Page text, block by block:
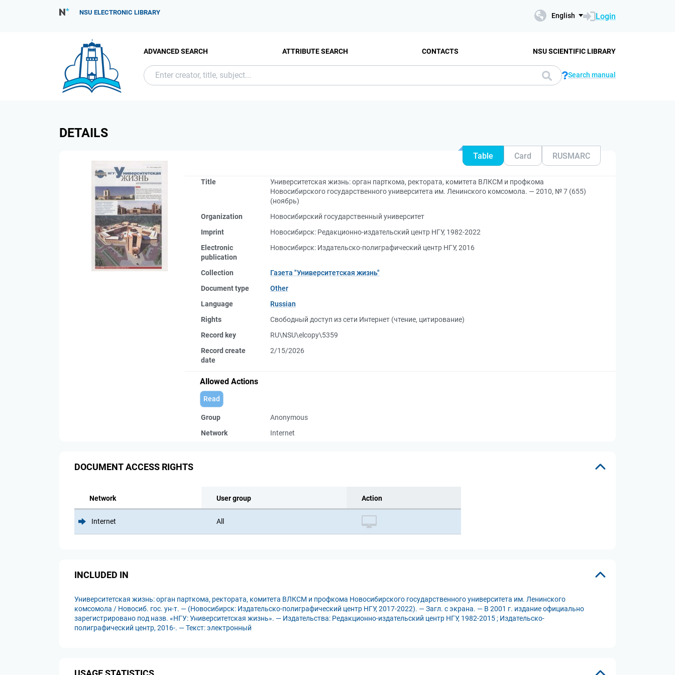
NSU ELECTRONIC LIBRARY English Login
ADVANCED SEARCH ATTRIBUTE SEARCH CONTACTS NSU SCIENTIFIC LIBRARY
Search manual
DETAILS
Table Card RUSMARC
Title
Университетская жизнь: орган парткома, ректората, комитета ВЛКСМ и профкома
Новосибирского государственного университета им. Ленинского комсомола. — 2010, № 7 (655)
(ноябрь)
Organization
Новосибирский государственный университет
Imprint
Новосибирск: Редакционно-издательский центр НГУ, 1982-2022
Electronic
publication
Новосибирск: Издательско-полиграфический центр НГУ, 2016
Collection
Газета "Университетская жизнь"
Document type
Other
Language
Russian
Rights
Свободный доступ из сети Интернет (чтение, цитирование)
Record key
RU\NSU\elcopy\5359
Record create
date
2/15/2026
Allowed Actions
Read
Group
Anonymous
Network
Internet
DOCUMENT ACCESS RIGHTS
Network User group Action
Internet All
INCLUDED IN
Университетская жизнь: орган парткома, ректората, комитета ВЛКСМ и профкома Новосибирского государственного университета им. Ленинского
комсомола / Новосиб. гос. ун-т. — (Новосибирск: Издательско-полиграфический центр НГУ, 2017-2022). — Загл. с экрана. — В 2001 г. издание официально
зарегистрировано под назв. «НГУ: Университетская жизнь». — Издательства: Редакционно-издательский центр НГУ, 1982-2015 ; Издательско-
полиграфический центр, 2016-. — Текст: электронный